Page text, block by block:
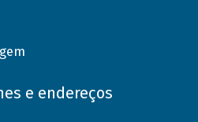
e endereços